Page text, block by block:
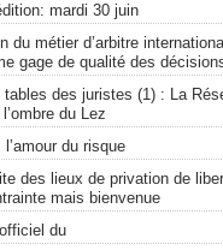
mardi 30 juin
du métier d’arbitre
gage de qualité des
tables des juristes (1) : La
du Lez
l’amour du risque
des lieux de privation de
mais bienvenue
du